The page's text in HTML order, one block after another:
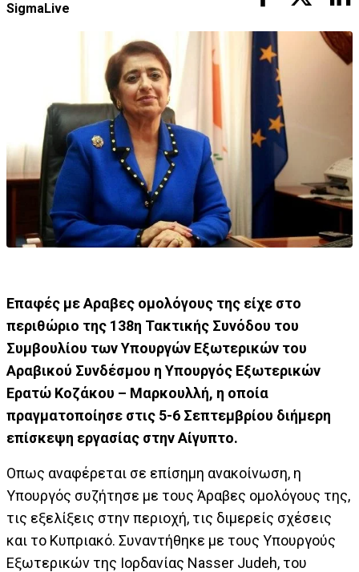
SigmaLive
Επαφές με Αραβες ομολόγους της είχε στο
περιθώριο της 138η Τακτικής Συνόδου του
Συμβουλίου των Υπουργών Εξωτερικών του
Αραβικού Συνδέσμου η Υπουργός Εξωτερικών
Ερατώ Κοζάκου – Μαρκουλλή, η οποία
πραγματοποίησε στις 5-6 Σεπτεμβρίου διήμερη
επίσκεψη εργασίας στην Αίγυπτο.
Οπως αναφέρεται σε επίσημη ανακοίνωση, η
Υπουργός συζήτησε με τους Άραβες ομολόγους της,
τις εξελίξεις στην περιοχή, τις διμερείς σχέσεις
και το Κυπριακό. Συναντήθηκε με τους Υπουργούς
Εξωτερικών της Ιορδανίας Nasser Judeh, του